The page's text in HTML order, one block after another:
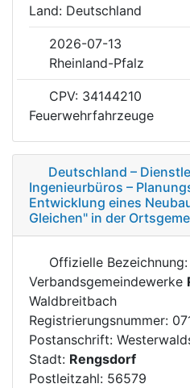
Land: Deutschland
2026-07-13
Rheinland-Pfalz
CPV: 34144210
Feuerwehrfahrzeuge
Deutschland –
Ingenieurbüros –
Entwicklung eines
Gleichen" in der
Offizielle Bezeichnung:
Verbandsgemeindewerke
Waldbreitbach
Registrierungsnummer:
Postanschrift:
Stadt: Rengsdorf
Postleitzahl: 56579